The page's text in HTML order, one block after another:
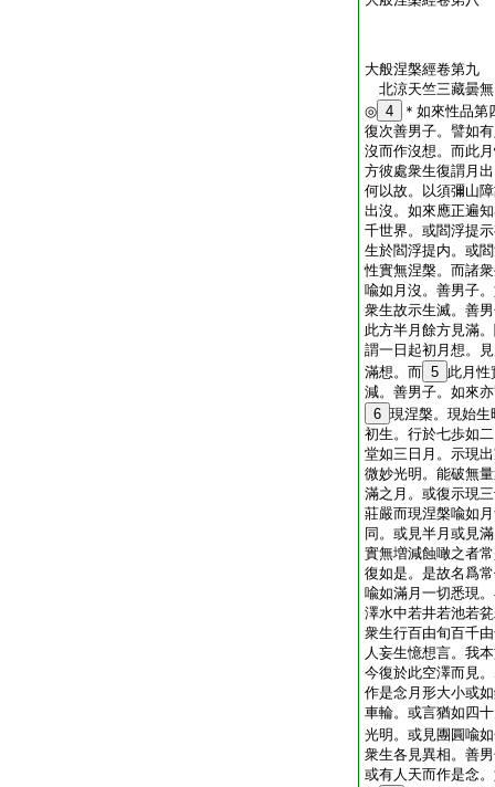
大般涅槃經卷第九
北涼天竺三藏曇
◎ 4
＊如來性品第
復次善男子。譬如
沒而作沒想。而此
方彼處衆生復謂月
何以故。以須彌山
出沒。如來應正遍
千世界。或閻浮提
生於閻浮提内。或
性實無涅槃。而諸
喩如月沒。善男子
衆生故示生滅。善
此方半月餘方見滿
謂一日起初月想。
滿想。而 5 此月性
減。善男子。如來
6 現涅槃。現始生
初生。行於七歩如
堂如三日月。示現
微妙光明。能破無
滿之月。或復示現
莊嚴而現涅槃喩如
同。或見半月或見
實無増減蝕噉之者
復如是。是故名爲
喩如滿月一切悉現
澤水中若井若池若
衆生行百由旬百千
人妄生憶想言。我
今復於此空澤而見
作是念月形大小或
車輪。或言猶如四
光明。或見團圓喩
衆生各見異相。善
或有人天而作是念